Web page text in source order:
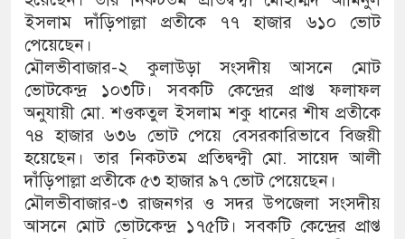
ইসলাম দাঁড়িপাল্লা প্রতীকে ৭৭ হাজার ৬১০ ভোট
পেয়েছেন।
মৌলভীবাজার-২ কুলাউড়া সংসদীয় আসনে মোট
ভোটকেন্দ্র ১০৩টি। সবকটি কেন্দ্রের প্রাপ্ত ফলাফল
অনুযায়ী মো. শওকতুল ইসলাম শকু ধানের শীষ প্রতীকে
৭৪ হাজার ৬৩৬ ভোট পেয়ে বেসরকারিভাবে বিজয়ী
হয়েছেন। তার নিকটতম প্রতিদ্বন্দ্বী মো. সায়েদ আলী
দাঁড়িপাল্লা প্রতীকে ৫৩ হাজার ৯৭ ভোট পেয়েছেন।
মৌলভীবাজার-৩ রাজনগর ও সদর উপজেলা সংসদীয়
আসনে মোট ভোটকেন্দ্র ১৭৫টি। সবকটি কেন্দ্রের প্রাপ্ত